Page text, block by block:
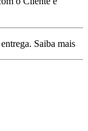
Saiba mais